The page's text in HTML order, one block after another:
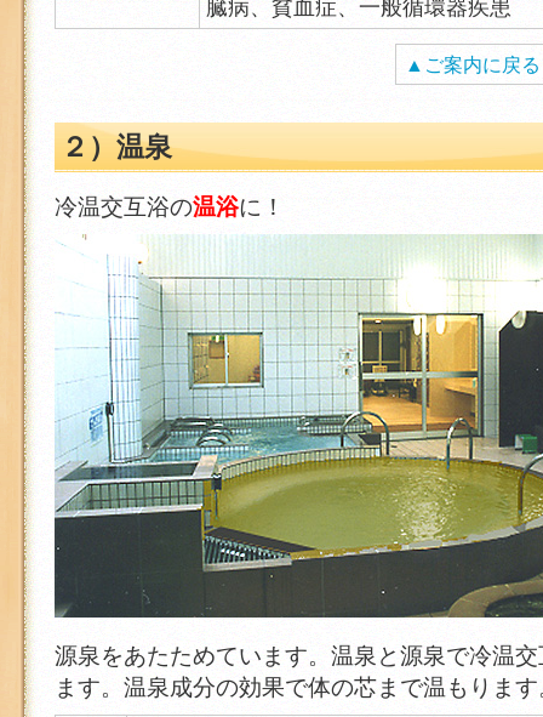
臓病、貧血症、一般循環器疾患
▲ご案内に戻る
２）温泉
冷温交互浴の温浴に！
源泉をあたためています。温泉と源泉で冷温
ます。温泉成分の効果で体の芯まで温もりま